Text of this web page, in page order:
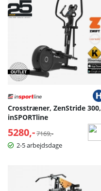
Crosstræner, ZenStride 300,
inSPORTline
5280,-Normalpris:
7169,-
2-5 arbejdsdage